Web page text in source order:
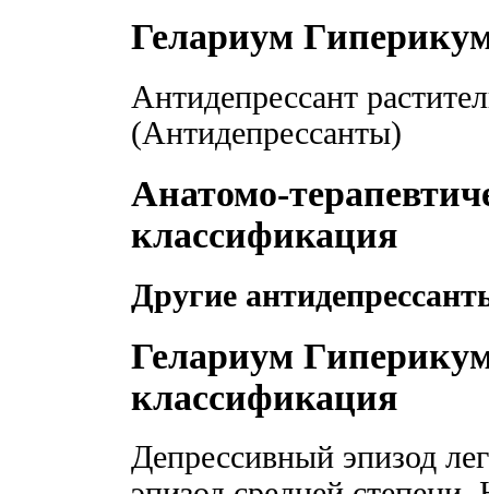
Гелариум
Антидепрессант
(Антидепрессанты)
Анатомо-
классификация
Другие
Гелариум
классификация
Депрессивный эпизод